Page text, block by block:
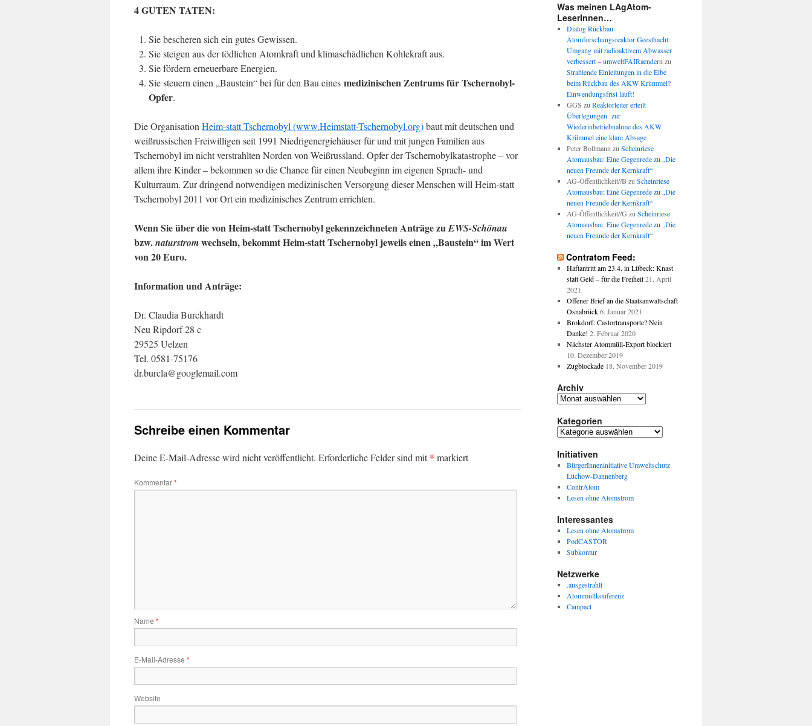
4 GUTEN TATEN:
Sie bescheren sich ein gutes Gewissen.
Sie steigen aus der tödlichen Atomkraft und klimaschädlichen Kohlekraft aus.
Sie fördern erneuerbare Energien.
Sie steuern einen „Baustein“ bei für den Bau eines medizinischen Zentrums für Tschernobyl-
Opfer.
Die Organisation Heim-statt Tschernobyl (www.Heimstatt-Tschernobyl.org)baut mit deutschen und
weißrussischen Freiwilligen seit 1991 Niedrigenergiehäuser für und mit jungen Familien aus
Tschernobyl im nicht verstrahlten Norden von Weißrussland. Opfer der Tschernobylkatastrophe – vor
allem ihre Kinder – bekommen so die Chance für einen Neubeginn im eigenen Sprach- und
Kulturraum. Zur dringend notwendigen medizinischen Versorgung dieser Menschen will Heim-statt
Tschernobyl 2011 vor Ort ein medizinisches Zentrum errichten.
Wenn Sie über die von Heim-statt Tschernobyl gekennzeichneten Anträge zuEWS-Schönau
bzw.naturstromwechseln, bekommt Heim-statt Tschernobyl jeweils einen „Baustein“ im Wert
von 20 Euro.
Information und Anträge:
Dr. Claudia Burckhardt
Neu Ripdorf 28 c
29525 Uelzen
Tel. 0581-75176
dr.burcla@googlemail.com
Schreibe einen Kommentar
Deine E-Mail-Adresse wird nicht veröffentlicht. Erforderliche Felder sind mit* markiert
Kommentar*
Name *
E-Mail-Adresse *
Website
Was meinen LAgAtom-
LeserInnen…
Dialog Rückbau
Atomforschungsreaktor Geesthacht:
Umgang mit radioaktivem Abwasser
verbessert – umweltFAIRaendern zu
Strahlende Einleitungen in die Elbe
beim Rückbau des AKW Krümmel?
Einwendungsfrist läuft!
GGS zu Reaktorleiter erteilt
Überlegungen zur
Wiederinbetriebnahme des AKW
Krümmel eine klare Absage
Peter Bollmann zu Scheinriese
Atomausbau: Eine Gegenrede zu „Die
neuen Freunde der Kernkraft“
AG-Öffentlichkeit//B zu Scheinriese
Atomausbau: Eine Gegenrede zu „Die
neuen Freunde der Kernkraft“
AG-Öffentlichkeit//G zu Scheinriese
Atomausbau: Eine Gegenrede zu „Die
neuen Freunde der Kernkraft“
Contratom Feed:
Haftantritt am 23.4. in Lübeck: Knast
statt Geld – für die Freiheit 21. April
2021
Offener Brief an die Staatsanwaltschaft
Osnabrück 6. Januar 2021
Brokdorf: Castortransporte? Nein
Danke! 2. Februar 2020
Nächster Atommüll-Export blockiert
10. Dezember 2019
Zugblockade 18. November 2019
Archiv
Archiv
Kategorien
Kategorien
Initiativen
BürgerInneninitiative Umweltschutz
Lüchow-Dannenberg
ContrAtom
Lesen ohne Atomstrom
Interessantes
Lesen ohne Atomstrom
PodCASTOR
Subkontur
Netzwerke
.ausgestrahlt
Atommüllkonferenz
Campact